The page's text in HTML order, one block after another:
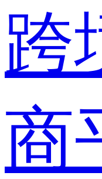
跨
商